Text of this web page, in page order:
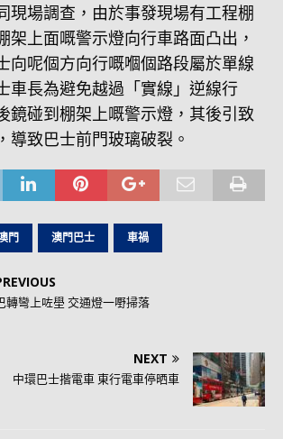
現場調查，由於事發現場有工程棚
架上面嘅警示燈向行車路面凸出，
向呢個方向行嘅嗰個路段屬於單線
車長為避免越過「實線」逆線行
鏡碰到棚架上嘅警示燈，其後引致
導致巴士前門玻璃破裂。
門 澳門巴士 車禍
轉彎上咗壆 交通燈一嘢掃落
NEXT
中環巴士揩電車 東行電車停晒車